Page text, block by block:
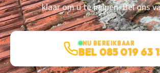
klaar om u te helpen. Bel ons
NU BEREIKBAAR
BEL 085 019 63